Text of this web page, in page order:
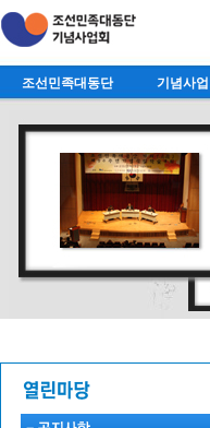
조선민족대동단 기념사업